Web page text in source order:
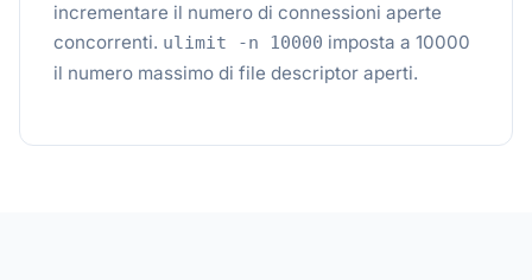
incrementare il numero di connessioni aperte
concorrenti. ulimit -n 10000 imposta a 10000
il numero massimo di file descriptor aperti.